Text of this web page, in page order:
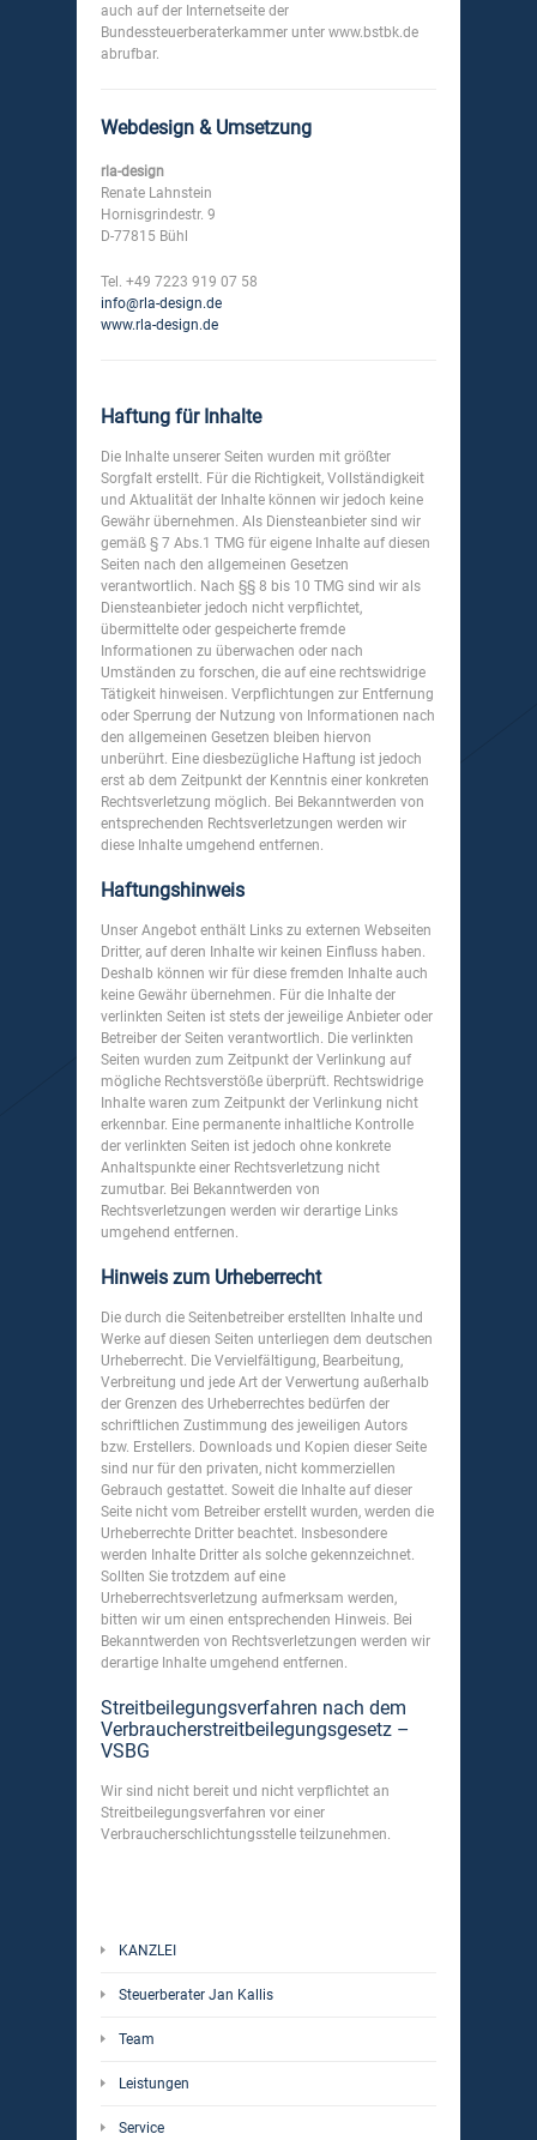
auch auf der Internetseite der
Bundessteuerberaterkammer unter www.bstbk.de
abrufbar.
Webdesign & Umsetzung
rla-design
Renate Lahnstein
Hornisgrindestr. 9
D-77815 Bühl
Tel. +49 7223 919 07 58
info@rla-design.de
www.rla-design.de
Haftung für Inhalte
Die Inhalte unserer Seiten wurden mit größter
Sorgfalt erstellt. Für die Richtigkeit, Vollständigkeit
und Aktualität der Inhalte können wir jedoch keine
Gewähr übernehmen. Als Diensteanbieter sind wir
gemäß § 7 Abs.1 TMG für eigene Inhalte auf diesen
Seiten nach den allgemeinen Gesetzen
verantwortlich. Nach §§ 8 bis 10 TMG sind wir als
Diensteanbieter jedoch nicht verpflichtet,
übermittelte oder gespeicherte fremde
Informationen zu überwachen oder nach
Umständen zu forschen, die auf eine rechtswidrige
Tätigkeit hinweisen. Verpflichtungen zur Entfernung
oder Sperrung der Nutzung von Informationen nach
den allgemeinen Gesetzen bleiben hiervon
unberührt. Eine diesbezügliche Haftung ist jedoch
erst ab dem Zeitpunkt der Kenntnis einer konkreten
Rechtsverletzung möglich. Bei Bekanntwerden von
entsprechenden Rechtsverletzungen werden wir
diese Inhalte umgehend entfernen.
Haftungshinweis
Unser Angebot enthält Links zu externen Webseiten
Dritter, auf deren Inhalte wir keinen Einfluss haben.
Deshalb können wir für diese fremden Inhalte auch
keine Gewähr übernehmen. Für die Inhalte der
verlinkten Seiten ist stets der jeweilige Anbieter oder
Betreiber der Seiten verantwortlich. Die verlinkten
Seiten wurden zum Zeitpunkt der Verlinkung auf
mögliche Rechtsverstöße überprüft. Rechtswidrige
Inhalte waren zum Zeitpunkt der Verlinkung nicht
erkennbar. Eine permanente inhaltliche Kontrolle
der verlinkten Seiten ist jedoch ohne konkrete
Anhaltspunkte einer Rechtsverletzung nicht
zumutbar. Bei Bekanntwerden von
Rechtsverletzungen werden wir derartige Links
umgehend entfernen.
Hinweis zum Urheberrecht
Die durch die Seitenbetreiber erstellten Inhalte und
Werke auf diesen Seiten unterliegen dem deutschen
Urheberrecht. Die Vervielfältigung, Bearbeitung,
Verbreitung und jede Art der Verwertung außerhalb
der Grenzen des Urheberrechtes bedürfen der
schriftlichen Zustimmung des jeweiligen Autors
bzw. Erstellers. Downloads und Kopien dieser Seite
sind nur für den privaten, nicht kommerziellen
Gebrauch gestattet. Soweit die Inhalte auf dieser
Seite nicht vom Betreiber erstellt wurden, werden die
Urheberrechte Dritter beachtet. Insbesondere
werden Inhalte Dritter als solche gekennzeichnet.
Sollten Sie trotzdem auf eine
Urheberrechtsverletzung aufmerksam werden,
bitten wir um einen entsprechenden Hinweis. Bei
Bekanntwerden von Rechtsverletzungen werden wir
derartige Inhalte umgehend entfernen.
Streitbeilegungsverfahren nach dem
Verbraucherstreitbeilegungsgesetz –
VSBG
Wir sind nicht bereit und nicht verpflichtet an
Streitbeilegungsverfahren vor einer
Verbraucherschlichtungsstelle teilzunehmen.
KANZLEI
Steuerberater Jan Kallis
Team
Leistungen
Service